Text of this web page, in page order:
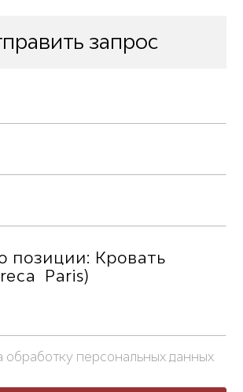
запрос
обработку персональных данных